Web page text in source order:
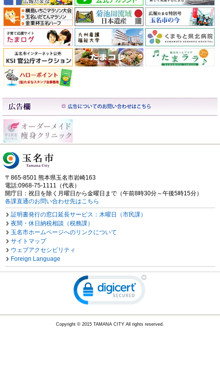
〒865-8501 熊本県玉名市岩崎163
電話:0968-75-1111（代表）
開庁日：祝日を除く月曜日から金曜日まで（午前8時30分～午後5時15分）
各課直通のお問い合わせ先はこちら
証明書発行の窓口延長サービス：木曜日（市民課）
夜間・休日納税相談（税務課）
玉名市ホームページへのリンクについて
サイトマップ
ウェブアクセシビリティ
Foreign Language
Copyright © 2015 TAMANA CITY All rights reserved.